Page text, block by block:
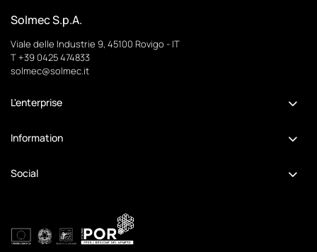
Solmec S.p.A.
Viale delle Industrie 9, 45100 Rovigo - IT
T +39 0425 474833
solmec@solmec.it
L'enterprise
Information
Social